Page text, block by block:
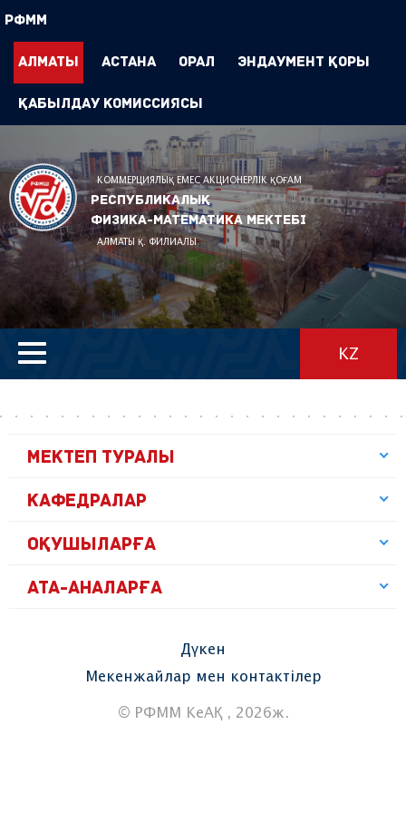
РФММ
Алматы Астана Орал Эндаумент Қоры
Қабылдау комиссиясы
КОММЕРЦИЯЛЫҚ ЕМЕС АКЦИОНЕРЛІК ҚОҒАМ
Республикалық
физика-математика мектебі
АЛМАТЫ Қ. ФИЛИАЛЫ
KZ
МЕКТЕП ТУРАЛЫ
КАФЕДРАЛАР
ОҚУШЫЛАРҒА
АТА-АНАЛАРҒА
Дүкен
Мекенжайлар мен контактілер
© РФММ КеАҚ , 2026ж.